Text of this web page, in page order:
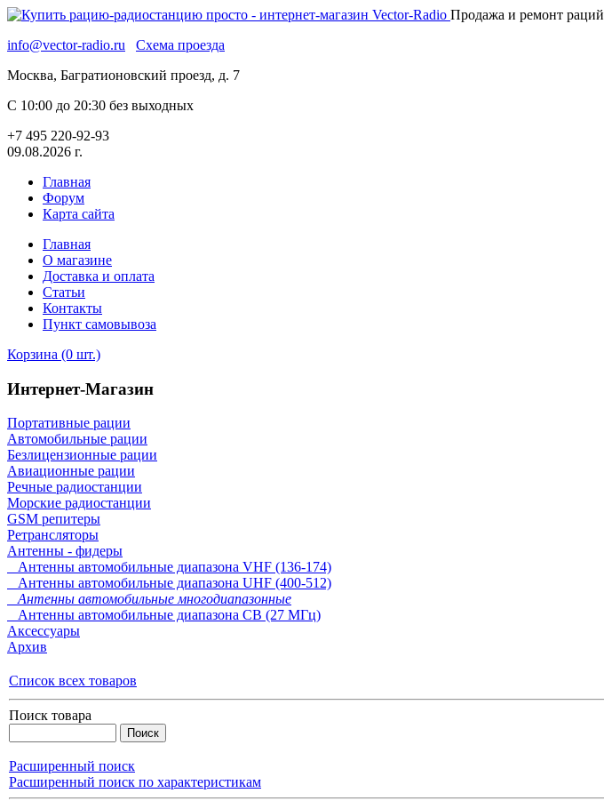
Продажа и ремонт раций
info@vector-radio.ru
Схема проезда
Москва, Багратионовский проезд, д. 7
С 10:00 до 20:30 без выходных
+7 495 220-92-93
09.08.2026 г.
Главная
Форум
Карта сайта
Главная
О магазине
Доставка и оплата
Статьи
Контакты
Пункт самовывоза
Корзина (0 шт.)
Интернет-Магазин
Портативные рации
Автомобильные рации
Безлицензионные рации
Авиационные рации
Речные радиостанции
Морские радиостанции
GSM репитеры
Ретрансляторы
Антенны - фидеры
Антенны автомобильные диапазона VHF (136-174)
Антенны автомобильные диапазона UHF (400-512)
Антенны автомобильные многодиапазонные
Антенны автомобильные диапазона CB (27 МГц)
Аксессуары
Архив
Список всех товаров
Поиск товара
Расширенный поиск
Расширенный поиск по характеристикам